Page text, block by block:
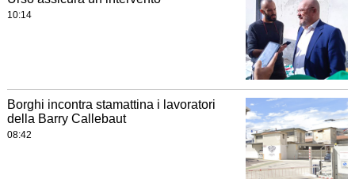
10:14
Borghi incontra stamattina i lavoratori
della Barry Callebaut
08:42